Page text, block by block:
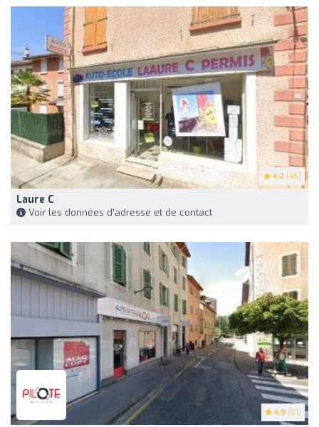
4.2 (46)
Laure C
Voir les données d'adresse et de contact
4.9 (61)